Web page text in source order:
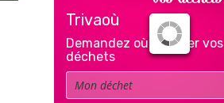
Trivaoù
Demandez où déposer vos
déchets
Déchet